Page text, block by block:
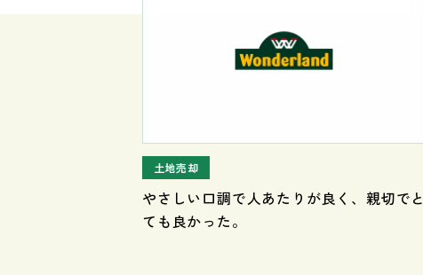
土地売却
やさしい口調で人あたりが良く、親切でと
ても良かった。